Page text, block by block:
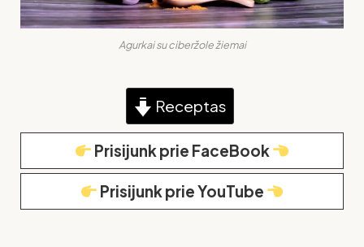
Agurkai su ciberžole žiemai
Receptas
Prisijunk prie FaceBook
Prisijunk prie YouTube